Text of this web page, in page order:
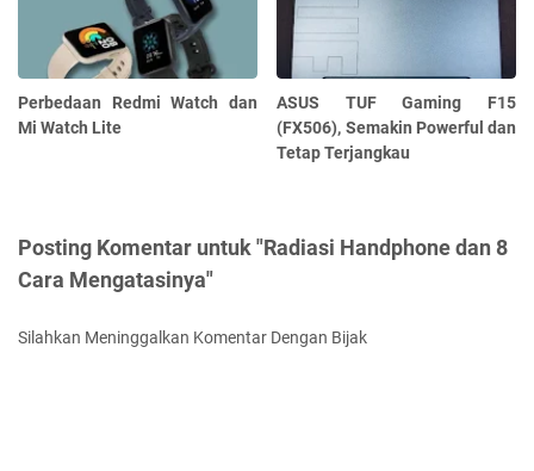
Perbedaan Redmi Watch dan
Mi Watch Lite
ASUS TUF Gaming F15
(FX506), Semakin Powerful dan
Tetap Terjangkau
Posting Komentar untuk "Radiasi Handphone dan 8
Cara Mengatasinya"
Silahkan Meninggalkan Komentar Dengan Bijak